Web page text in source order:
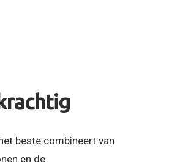
krachtig
beste combineert van
en de